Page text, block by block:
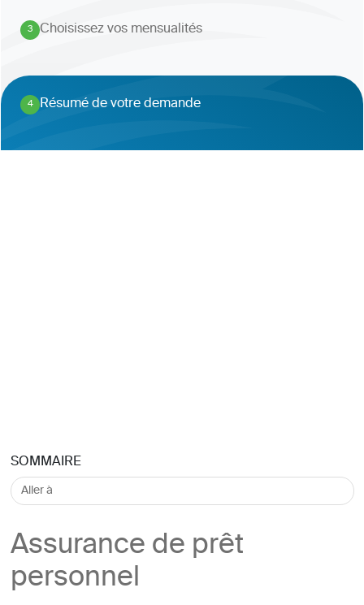
3
. Choisissez vos mensualités
4
. Résumé de votre demande
SOMMAIRE
Assurance de prêt
personnel